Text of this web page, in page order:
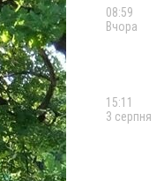
08:59
Вчора
15:11
3 серпня